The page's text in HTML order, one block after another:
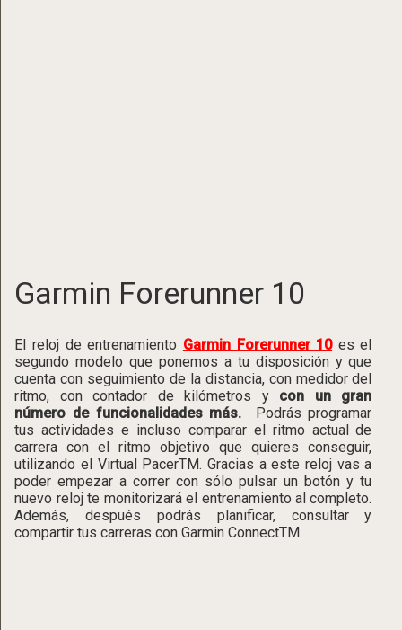
Garmin Forerunner 10
El reloj de entrenamiento Garmin Forerunner 10es el
segundo modelo que ponemos a tu disposición y que
cuenta con seguimiento de la distancia, con medidor del
ritmo, con contador de kilómetros y con un gran
número de funcionalidades más.
Podrás programar
tus actividades e incluso comparar el ritmo actual de
carrera con el ritmo objetivo que quieres conseguir,
utilizando el Virtual PacerTM. Gracias a este reloj vas a
poder empezar a correr con sólo pulsar un botón y tu
nuevo reloj te monitorizará el entrenamiento al completo.
Además, después podrás planificar, consultar y
compartir tus carreras con Garmin ConnectTM.